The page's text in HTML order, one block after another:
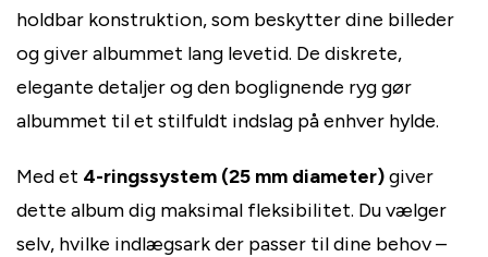
holdbar konstruktion, som beskytter dine billeder
og giver albummet lang levetid. De diskrete,
elegante detaljer og den boglignende ryg gør
albummet til et stilfuldt indslag på enhver hylde.
Med et 4-ringssystem (25 mm diameter)giver
dette album dig maksimal fleksibilitet. Du vælger
selv, hvilke indlægsark der passer til dine behov –